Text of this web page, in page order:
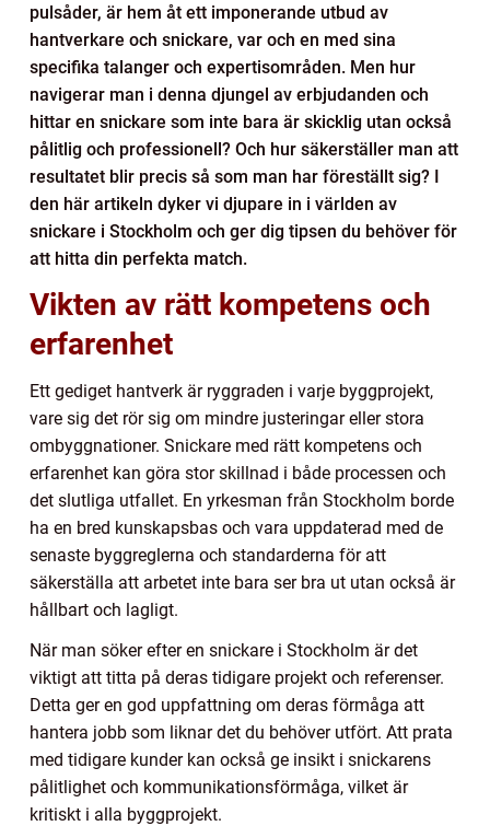
pulsåder, är hem åt ett imponerande utbud av
hantverkare och snickare, var och en med sina
specifika talanger och expertisområden. Men hur
navigerar man i denna djungel av erbjudanden och
hittar en snickare som inte bara är skicklig utan också
pålitlig och professionell? Och hur säkerställer man att
resultatet blir precis så som man har föreställt sig? I
den här artikeln dyker vi djupare in i världen av
snickare i Stockholm och ger dig tipsen du behöver för
att hitta din perfekta match.
Vikten av rätt kompetens och
erfarenhet
Ett gediget hantverk är ryggraden i varje byggprojekt,
vare sig det rör sig om mindre justeringar eller stora
ombyggnationer. Snickare med rätt kompetens och
erfarenhet kan göra stor skillnad i både processen och
det slutliga utfallet. En yrkesman från Stockholm borde
ha en bred kunskapsbas och vara uppdaterad med de
senaste byggreglerna och standarderna för att
säkerställa att arbetet inte bara ser bra ut utan också är
hållbart och lagligt.
När man söker efter en snickare i Stockholm är det
viktigt att titta på deras tidigare projekt och referenser.
Detta ger en god uppfattning om deras förmåga att
hantera jobb som liknar det du behöver utfört. Att prata
med tidigare kunder kan också ge insikt i snickarens
pålitlighet och kommunikationsförmåga, vilket är
kritiskt i alla byggprojekt.